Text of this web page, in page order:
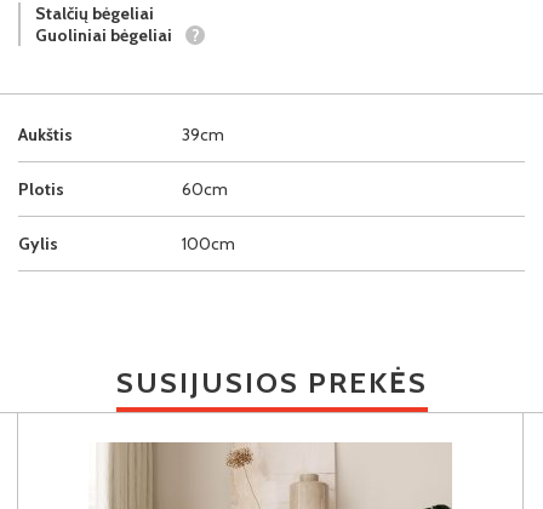
Aukštis 39cm
Plotis 60cm
Gylis 100cm
Stalčių bėgeliai
Guoliniai bėgeliai
?
SUSIJUSIOS PREKĖS